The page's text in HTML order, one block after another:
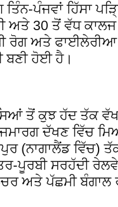
ਤਿੰਨ-ਪੰਜਵਾਂ ਹਿੱਸਾ
ਅਤੇ 30 ਤੋਂ ਵੱਧ
ਰੋਗ ਅਤੇ
ਬਣੀ ਹੋਈ ਹੈ।
ਤੋਂ ਕੁਝ ਹੱਦ ਤੱਕ
ਦੱਖਣ ਵਿੱਚ
(ਨਾਗਾਲੈਂਡ ਵਿੱਚ)
ਪੂਰਬੀ ਸਰਹੱਦੀ
ਅਤੇ ਪੱਛਮੀ ਬੰਗਾਲ